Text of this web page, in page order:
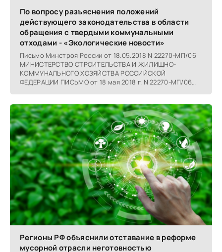
По вопросу разъяснения положений
действующего законодательства в области
обращения с твердыми коммунальными
отходами - «Экологические новости»
Письмо Минстроя России от 18.05.2018 N 22270-МП/06
МИНИСТЕРСТВО СТРОИТЕЛЬСТВА И ЖИЛИЩНО-
КОММУНАЛЬНОГО ХОЗЯЙСТВА РОССИЙСКОЙ
ФЕДЕРАЦИИ ПИСЬМО от 18 мая 2018 г. N 22270-МП/06
Регионы РФ объяснили отставание в реформе
мусорной отрасли неготовностью